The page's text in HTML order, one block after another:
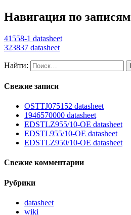
Навигация по записям
41558-1 datasheet
323837 datasheet
Найти:
Свежие записи
OSTTJ075152 datasheet
1946570000 datasheet
EDSTLZ955/10-OE datasheet
EDSTL955/10-OE datasheet
EDSTLZ950/10-OE datasheet
Свежие комментарии
Рубрики
datasheet
wiki